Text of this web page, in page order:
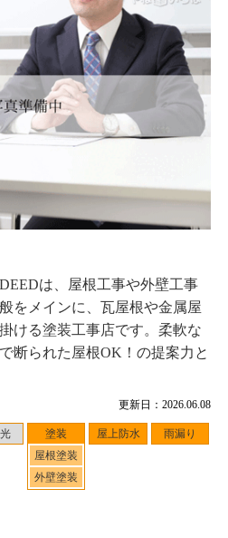
更新日：2026.06.08
塗装
屋根塗装
外壁塗装
屋上防水 雨漏り
は、屋根工事や外壁工事
をメインに、瓦屋根や金属屋
ける塗装工事店です。柔軟な
断られた屋根OK！の提案力と